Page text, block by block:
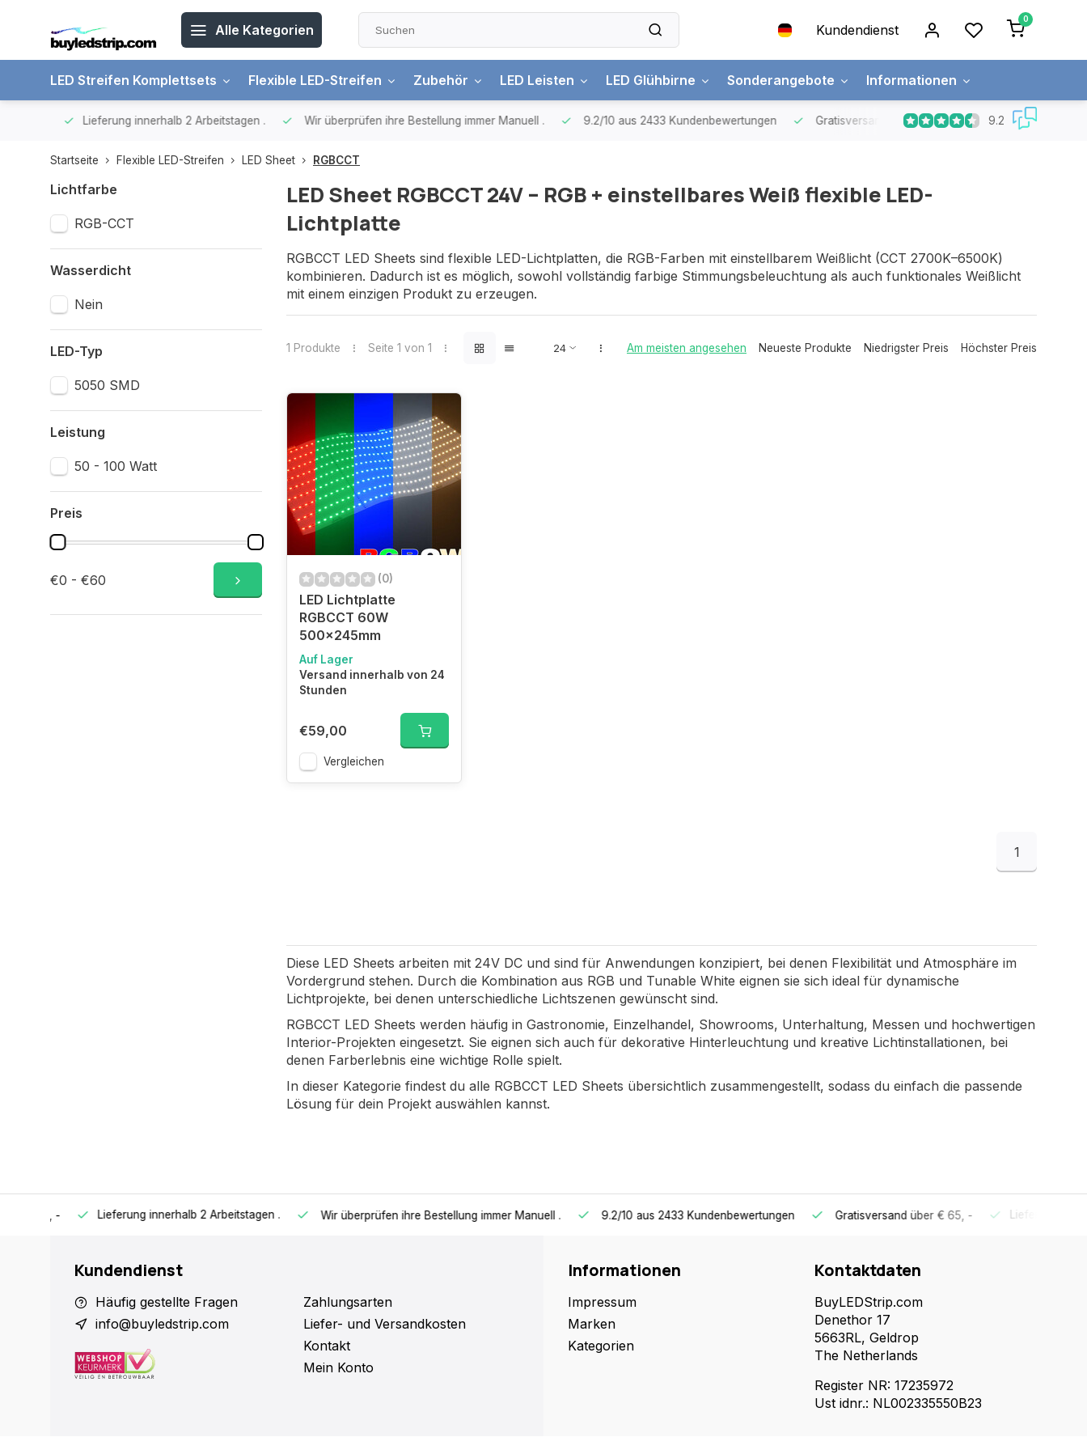
Alle Kategorien Kundendienst
0
LED Streifen Komplettsets Flexible LED-Streifen Zubehör LED Leisten LED Glühbirne Sonderangebote Informationen
Lieferung innerhalb 2 Arbeitstagen. Wir überprüfen ihre Bestellung immer Manuell. 9.2/10aus 2433 Kundenbewertungen Gratisversand über € 65, - Lieferung innerhalb
9.2
Startseite Flexible LED-Streifen LED Sheet RGBCCT
Lichtfarbe
RGB-CCT
Wasserdicht
Nein
LED-Typ
5050 SMD
Leistung
50 - 100 Watt
Preis
€0 - €60
LED Sheet RGBCCT 24V – RGB + einstellbares Weiß flexible LED-
Lichtplatte
RGBCCT LED Sheets sind flexible LED-Lichtplatten, die RGB-Farben mit einstellbarem Weißlicht (CCT 2700K–6500K)
kombinieren. Dadurch ist es möglich, sowohl vollständig farbige Stimmungsbeleuchtung als auch funktionales Weißlicht
mit einem einzigen Produkt zu erzeugen.
1 Produkte Seite 1 von 1 Am meisten angesehen Neueste Produkte Niedrigster Preis Höchster Preis
(0)
LED Lichtplatte
RGBCCT 60W
500x245mm
Auf Lager
Versand innerhalb von 24
Stunden
€59,00
Vergleichen
1
Diese LED Sheets arbeiten mit 24V DC und sind für Anwendungen konzipiert, bei denen Flexibilität und Atmosphäre im
Vordergrund stehen. Durch die Kombination aus RGB und Tunable White eignen sie sich ideal für dynamische
Lichtprojekte, bei denen unterschiedliche Lichtszenen gewünscht sind.
RGBCCT LED Sheets werden häufig in Gastronomie, Einzelhandel, Showrooms, Unterhaltung, Messen und hochwertigen
Interior-Projekten eingesetzt. Sie eignen sich auch für dekorative Hinterleuchtung und kreative Lichtinstallationen, bei
denen Farberlebnis eine wichtige Rolle spielt.
In dieser Kategorie findest du alle RGBCCT LED Sheets übersichtlich zusammengestellt, sodass du einfach die passende
Lösung für dein Projekt auswählen kannst.
Lieferung innerhalb 2 Arbeitstagen. Wir überprüfen ihre Bestellung immer Manuell. 9.2/10aus 2433 Kundenbewertungen Gratisversandüber € 65, - Lieferung
Kundendienst
Häufig gestellte Fragen
info@buyledstrip.com
Zahlungsarten
Liefer- und Versandkosten
Kontakt
Mein Konto
Informationen
Impressum
Marken
Kategorien
Kontaktdaten
BuyLEDStrip.com
Denethor 17
5663RL, Geldrop
The Netherlands
Register NR: 17235972
Ust idnr.: NL002335550B23